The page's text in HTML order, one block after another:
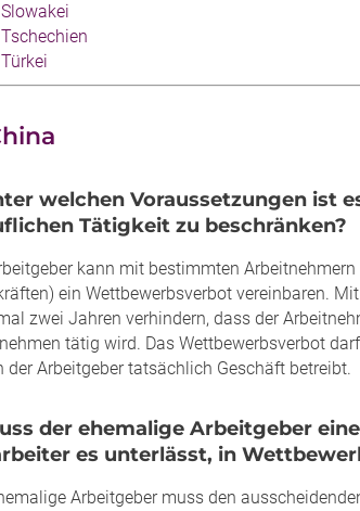
Slowakei
Tschechien
Türkei
welchen Voraussetzungen ist
Tätigkeit zu beschränken?
kann mit bestimmten
ein Wettbewerbsverbot vereinbaren.
zwei Jahren verhindern, dass der
tätig wird. Das Wettbewerbsverbot
der Arbeitgeber tatsächlich Geschäft betreibt.
der ehemalige Arbeitgeber
es unterlässt, in
Arbeitgeber muss den